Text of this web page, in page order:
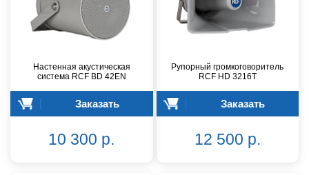
Настенная акустическая
система RCF BD 42EN
Заказать
10 300 р.
Рупорный громкоговоритель
RCF HD 3216T
Заказать
12 500 р.